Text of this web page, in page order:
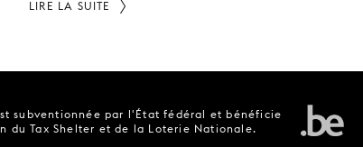
LIRE LA SUITE
subventionnée par l'État fédéral et bénéficie
du Tax Shelter et de la Loterie Nationale.